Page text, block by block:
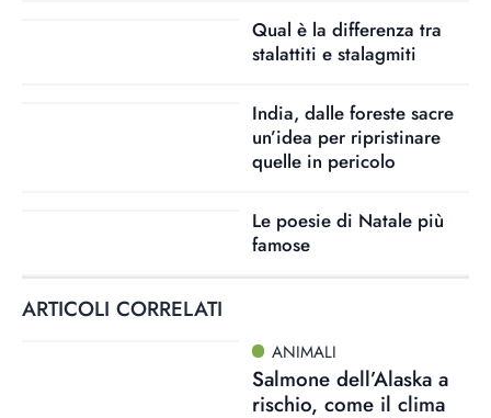
Qual è la differenza tra
stalattiti e stalagmiti
India, dalle foreste sacre
un’idea per ripristinare
quelle in pericolo
Le poesie di Natale più
famose
ARTICOLI CORRELATI
ANIMALI
Salmone dell’Alaska a
rischio, come il clima